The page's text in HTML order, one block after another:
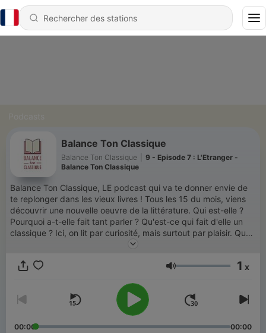
Balance Ton Classique
Balance Ton Classique
9 - Episode 7 : L'Etranger -
Balance Ton Classique
Balance Ton Classique, LE podcast qui va te donner envie de
te replonger dans les vieux livres ! Tous les 15 du mois, viens
découvrir une nouvelle oeuvre de la littérature. Qui est-elle ?
Pourquoi a-t-elle fait tant parler ? Qu'est-ce qui fait d'elle un
classique ? Ici, on lit par curiosité, mais surtout par plaisir. Que
tu sois petit ou gros lecteur, tortue ou dévoreur de pages, tu es
Volume 1 x
00:00 00:00